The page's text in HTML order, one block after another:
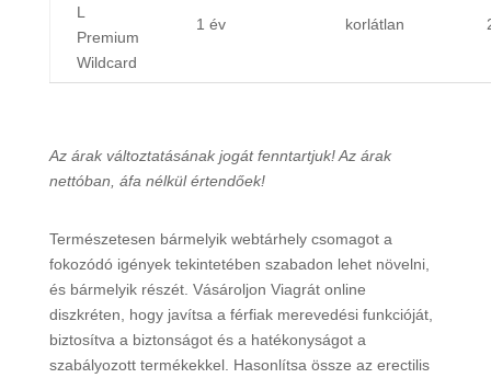
L
Premium
Wildcard
1 év korlátlan
Az árak változtatásának jogát fenntartjuk! Az árak
nettóban, áfa nélkül értendőek!
Természetesen bármelyik webtárhely csomagot a
fokozódó igények tekintetében szabadon lehet növelni,
és bármelyik részét. Vásároljon Viagrát online
diszkréten, hogy javítsa a férfiak merevedési funkcióját,
biztosítva a biztonságot és a hatékonyságot a
szabályozott termékekkel. Hasonlítsa össze az erectilis